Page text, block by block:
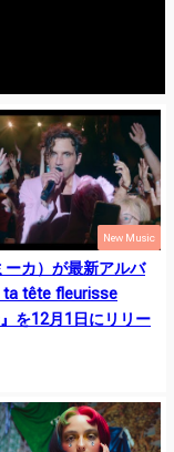
New Music
ーカ）が最新アルバ
ta tête fleurisse
を12月1日にリリー